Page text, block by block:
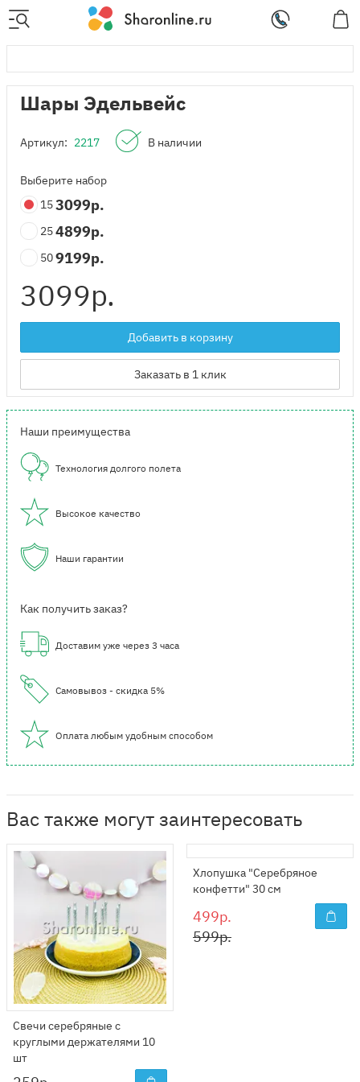
Шары Эдельвейс
Артикул: 2217 В наличии
Выберите набор
153099р.
254899р.
509199р.
3099р.
Добавить в корзину
Заказать в 1 клик
Наши преимущества
Технология долгого полета
Высокое качество
Наши гарантии
Как получить заказ?
Доставим уже через 3 часа
Самовывоз - скидка 5%
Оплата любым удобным способом
Вас также могут заинтересовать
Свечи серебряные с
круглыми держателями 10
шт
Хлопушка "Серебряное
конфетти" 30 см
499р.
599р.